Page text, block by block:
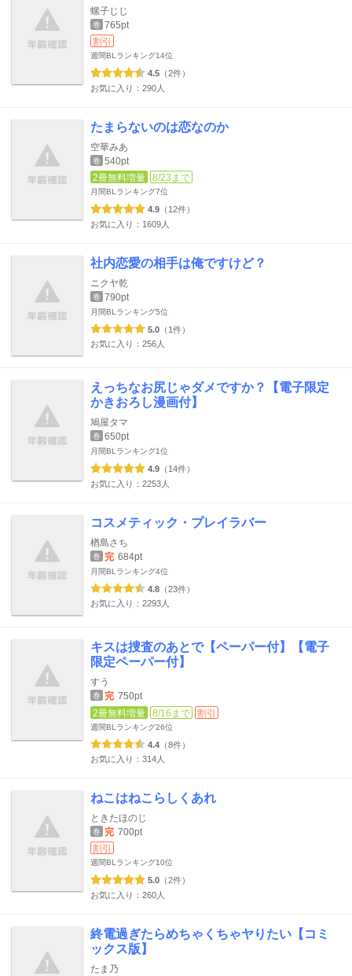
螺子じじ
巻 765pt
割引
週間BLランキング14位
4.5 （2件）
お気に入り：290人
たまらないのは恋なのか
空華みあ
巻 540pt
2冊無料増量
8/23まで
月間BLランキング7位
4.9 （12件）
お気に入り：1609人
社内恋愛の相手は俺ですけど？
ニクヤ乾
巻 790pt
月間BLランキング5位
5.0 （1件）
お気に入り：256人
えっちなお尻じゃダメですか？【電子限定
かきおろし漫画付】
鳩屋タマ
巻 650pt
月間BLランキング1位
4.9 （14件）
お気に入り：2253人
コスメティック・プレイラバー
楢島さち
巻 完 684pt
月間BLランキング4位
4.8 （23件）
お気に入り：2293人
キスは捜査のあとで【ペーパー付】【電子
限定ペーパー付】
すう
巻 完 750pt
2冊無料増量
8/16まで 割引
週間BLランキング26位
4.4 （8件）
お気に入り：314人
ねこはねこらしくあれ
ときたほのじ
巻 完 700pt
割引
週間BLランキング10位
5.0 （2件）
お気に入り：260人
終電過ぎたらめちゃくちゃヤりたい【コミ
ックス版】
たま乃